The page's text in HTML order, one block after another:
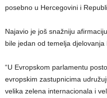
posebno u Hercegovini i
Najavio je još snažniju
bile jedan od temelja djelovanja
“U Evropskom parlamentu
evropskim zastupnicima
velika zelena internacionala i